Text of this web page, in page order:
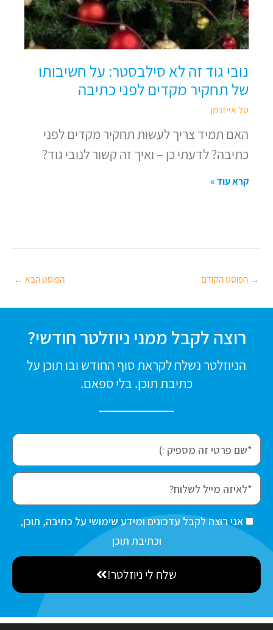
נובי גוד זה לא סילבסטר: על חשיבותו
של תחקיר מקדים לפני כתיבה
טל אייזנמן
האם תמיד צריך לעשות תחקיר מקדים לפני
כתיבה? לדעתי כן – ואיך זה קשור לנובי גוד?
קרא עוד »
→ הפוסט הקודם הפוסט הבא ←
רוצה לקבל ממני ניוזלטר חודשי?
הניוזלטר נשלח לקראת סוף החודש ובו תוכן על
כתיבת תוכן. בלי ספאם.
f
i
r
s
e
e
m
ס
כ
ה
אני רוצה לקבל עדכונים ומידע שימושי על כתיבה, תוכן,
וכתיבת תוכן
שלח לי ניוזלטר!